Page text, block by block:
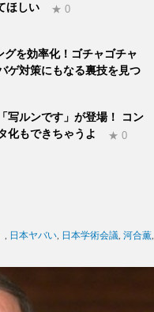
ほしい
★ 0
を効率化！ゴチャゴチャ
ゲ対策にもなる裏技を見つ
写ルンです」が登場！ コン
化もできちゃうよ
★ 0
日本ヤバい 日本学術会議 河合薫